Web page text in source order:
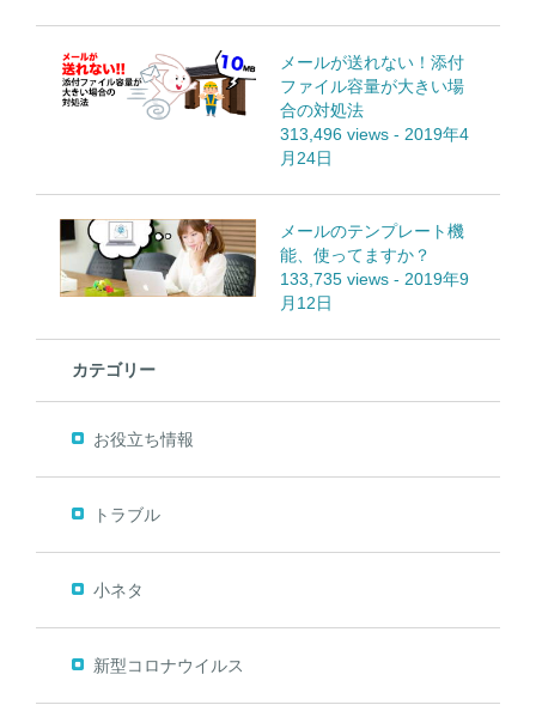
メールが送れない！添付
ファイル容量が大きい場
合の対処法
313,496 views - 2019年4
月24日
メールのテンプレート機
能、使ってますか？
133,735 views - 2019年9
月12日
カテゴリー
お役立ち情報
トラブル
小ネタ
新型コロナウイルス